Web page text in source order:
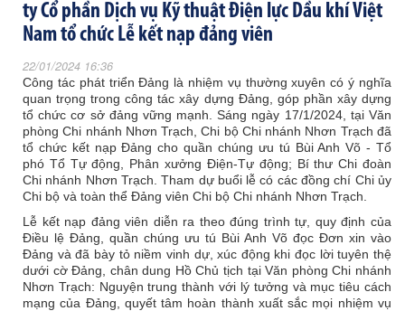
ty Cổ phần Dịch vụ Kỹ thuật Điện lực Dầu khí Việt
Nam tổ chức Lễ kết nạp đảng viên
22/01/2024 16:36
Công tác phát triển Đảng là nhiệm vụ thường xuyên có ý nghĩa
quan trọng trong công tác xây dựng Đảng, góp phần xây dựng
tổ chức cơ sở đảng vững mạnh. Sáng ngày 17/1/2024, tại Văn
phòng Chi nhánh Nhơn Trạch, Chi bộ Chi nhánh Nhơn Trạch đã
tổ chức kết nạp Đảng cho quần chúng ưu tú Bùi Anh Võ - Tổ
phó Tổ Tự động, Phân xưởng Điện-Tự động; Bí thư Chi đoàn
Chi nhánh Nhơn Trạch. Tham dự buổi lễ có các đồng chí Chi ủy
Chi bộ và toàn thể Đảng viên Chi bộ Chi nhánh Nhơn Trạch.
Lễ kết nạp đảng viên diễn ra theo đúng trình tự, quy định của
Điều lệ Đảng, quần chúng ưu tú Bùi Anh Võ đọc Đơn xin vào
Đảng và đã bày tỏ niềm vinh dự, xúc động khi đọc lời tuyên thệ
dưới cờ Đảng, chân dung Hồ Chủ tịch tại Văn phòng Chi nhánh
Nhơn Trạch: Nguyện trung thành với lý tưởng và mục tiêu cách
mạng của Đảng, quyết tâm hoàn thành xuất sắc mọi nhiệm vụ